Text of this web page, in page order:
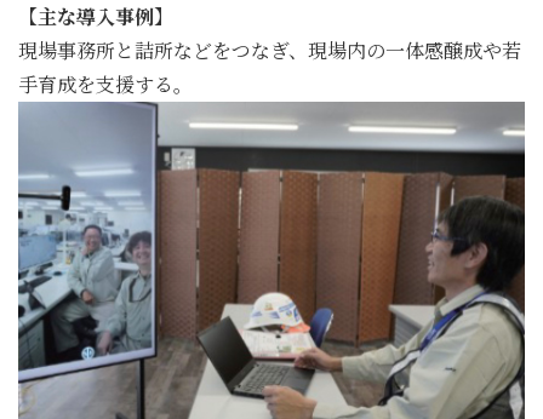
【主な導入事例】
現場事務所と詰所などをつなぎ、現場内の一体感醸成や若
手育成を支援する。